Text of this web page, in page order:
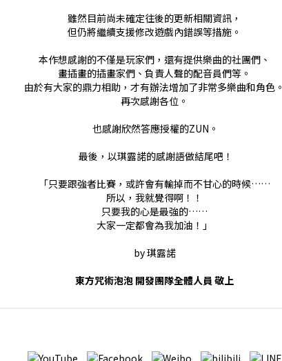
雖然目前尚未確定往後的更新相關資訊，
但仍將繼續支援修改遊戲內錯誤等措施。
本作想感謝的不僅是玩家們，還有提供樂曲的社團們、
畫插畫的插畫家們、負責人聲的配音員們等。
由於有大家的鼎力相助，才有辦法增加了非常多樂曲和角色。
再次感謝各位。
也感謝欣然答應授權的ZUN。
最後，以琪露諾的感謝語做結尾吧！
「只要跟強者比賽，或許會有輸掉而不甘心的時候……
所以，我就覺得啊！！
只要我的心是最強的……
大家一定都會為我加油！」
by 琪露諾
東方咒術泡泡 開發團隊全體人員 敬上